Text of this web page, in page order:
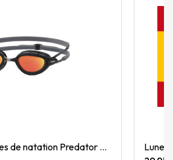
Quick View
copia de Lunettes de natation Predator Flex Titanium Reactor